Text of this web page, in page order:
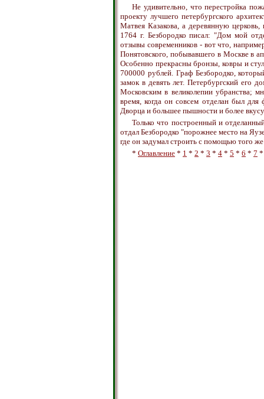
Не удивительно, что перестройка
проекту лучшего петербургского
Матвея Казакова, а деревянную
1764 г. Безбородко писал: "Дом мой
отзывы современников - вот что,
Понятовского, побывавшего в Москве в
Особенно прекрасны бронзы, ковры и
700000 рублей. Граф Безбородко,
замок в девять лет. Петербургский его
Московским в великолепии убранства;
время, когда он совсем отделан был
Дворца и большее пышности и более
Только что построенный и
отдал Безбородко "порожнее место на
где он задумал строить с помощью того
* Оглавление * 1 * 2 * 3 * 4 * 5 * 6 * 7